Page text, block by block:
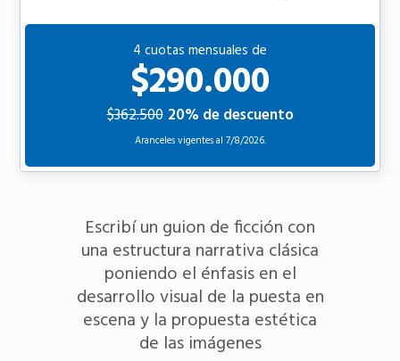
4 cuotas mensuales de
$290.000
$362.500 20% de descuento
Aranceles vigentes al 7/8/2026.
Escribí un guion de ficción con
una estructura narrativa clásica
poniendo el énfasis en el
desarrollo visual de la puesta en
escena y la propuesta estética
de las imágenes